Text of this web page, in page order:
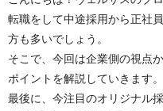
転職をして中途採用から正社
方も多いでしょう。
そこで、今回は企業側の視点
ポイントを解説していきます。
最後に、今注目のオリジナル